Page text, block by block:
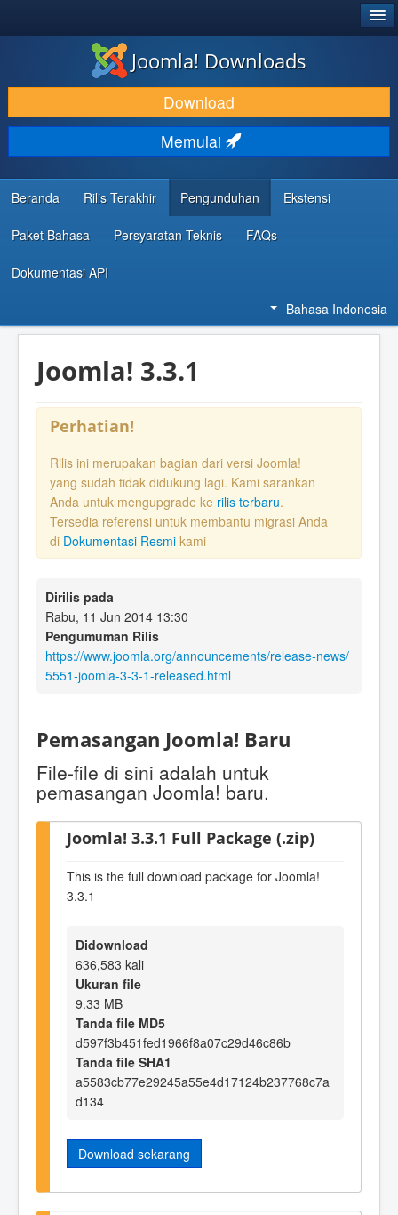
DOWNLOAD & KEMBANGKAN
TEMUKAN & PELAJARI
DUKUNGAN & KOMUNITAS
REFERENSI DEVELOPER
Joomla! Downloads
Download
Memulai
Beranda Rilis Terakhir Pengunduhan Ekstensi
Paket Bahasa Persyaratan Teknis FAQs
Dokumentasi API
Bahasa Indonesia
Joomla! 3.3.1
Perhatian!
Rilis ini merupakan bagian dari versi Joomla!
yang sudah tidak didukung lagi. Kami sarankan
Anda untuk mengupgrade ke rilis terbaru.
Tersedia referensi untuk membantu migrasi Anda
di Dokumentasi Resmi kami
Dirilis pada
Rabu, 11 Jun 2014 13:30
Pengumuman Rilis
https://www.joomla.org/announcements/release-news/
5551-joomla-3-3-1-released.html
Pemasangan Joomla! Baru
File-file di sini adalah untuk
pemasangan Joomla! baru.
Joomla! 3.3.1 Full Package (.zip)
This is the full download package for Joomla!
3.3.1
Didownload
636,583 kali
Ukuran file
9.33 MB
Tanda file MD5
d597f3b451fed1966f8a07c29d46c86b
Tanda file SHA1
a5583cb77e29245a55e4d17124b237768c7a
d134
Download sekarang